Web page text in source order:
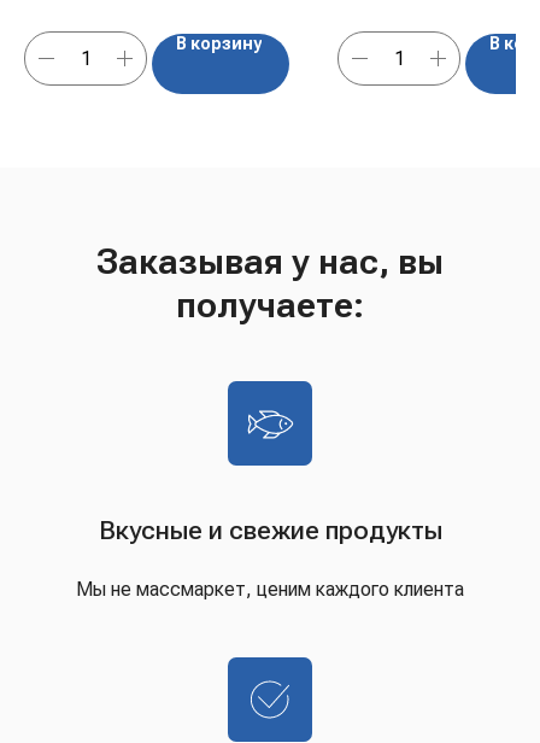
В корзину В
Заказывая у нас, вы
получаете:
Вкусные и свежие продукты
Мы не массмаркет, ценим каждого клиента